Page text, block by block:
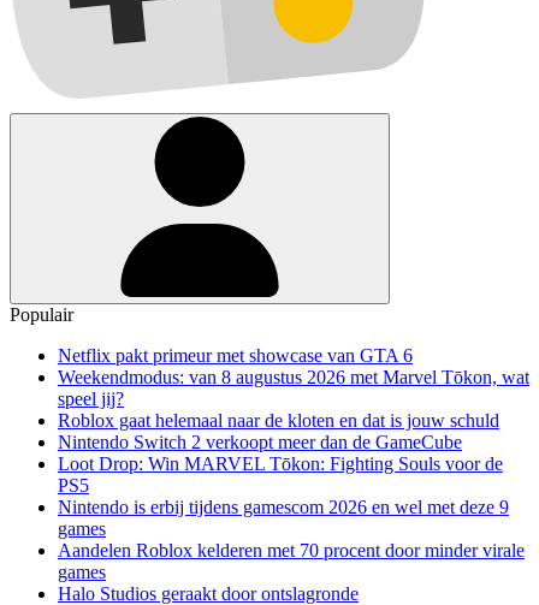
Populair
Netflix pakt primeur met showcase van GTA 6
Weekendmodus: van 8 augustus 2026 met Marvel Tōkon, wat
speel jij?
Roblox gaat helemaal naar de kloten en dat is jouw schuld
Nintendo Switch 2 verkoopt meer dan de GameCube
Loot Drop: Win MARVEL Tōkon: Fighting Souls voor de
PS5
Nintendo is erbij tijdens gamescom 2026 en wel met deze 9
games
Aandelen Roblox kelderen met 70 procent door minder virale
games
Halo Studios geraakt door ontslagronde